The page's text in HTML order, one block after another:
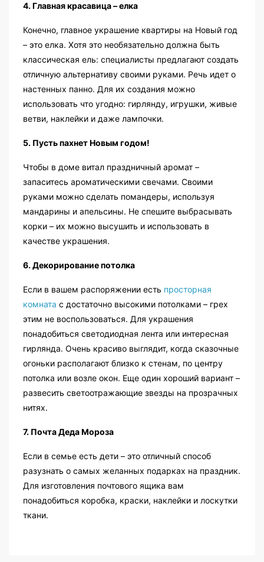
4. Главная красавица – елка
Конечно, главное украшение квартиры на Новый год
– это елка. Хотя это необязательно должна быть
классическая ель: специалисты предлагают создать
отличную альтернативу своими руками. Речь идет о
настенных панно. Для их создания можно
использовать что угодно: гирлянду, игрушки, живые
ветви, наклейки и даже лампочки.
5. Пусть пахнет Новым годом!
Чтобы в доме витал праздничный аромат –
запаситесь ароматическими свечами. Своими
руками можно сделать помандеры, используя
мандарины и апельсины. Не спешите выбрасывать
корки – их можно высушить и использовать в
качестве украшения.
6. Декорирование потолка
Если в вашем распоряжении есть просторная
комната с достаточно высокими потолками – грех
этим не воспользоваться. Для украшения
понадобиться светодиодная лента или интересная
гирлянда. Очень красиво выглядит, когда сказочные
огоньки располагают близко к стенам, по центру
потолка или возле окон. Еще один хороший вариант –
развесить светоотражающие звезды на прозрачных
нитях.
7. Почта Деда Мороза
Если в семье есть дети – это отличный способ
разузнать о самых желанных подарках на праздник.
Для изготовления почтового ящика вам
понадобиться коробка, краски, наклейки и лоскутки
ткани.